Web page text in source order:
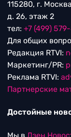
115280, г.
д. 26, этаж 2
тел: +7 (499)
Для общих
Редакция RTVI:
Маркетинг/PR:
Реклама RTVI:
Партнерские
Достойные